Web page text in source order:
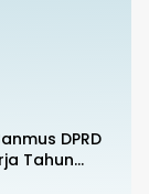
DPRD
Tahun